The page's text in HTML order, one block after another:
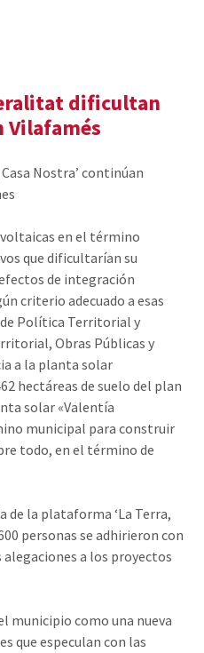
dificultan
Vilafamés
Nostra’ continúan
en el término
que dificultarían su
de integración
criterio adecuado a esas
Política Territorial y
Obras Públicas y
a la planta solar
hectáreas de suelo del plan
solar «Valentía
municipal para construir
todo, en el término de
de la plataforma ‘La Terra,
personas se adhirieron con
a los proyectos
municipio como una nueva
que especulan con las